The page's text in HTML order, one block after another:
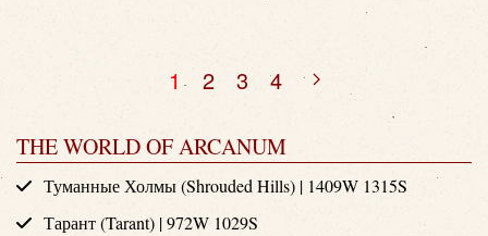
1 2 3 4
THE WORLD OF ARCANUM
Туманные Холмы (Shrouded Hills) | 1409W 1315S
Тарант (Tarant) | 972W 1029S